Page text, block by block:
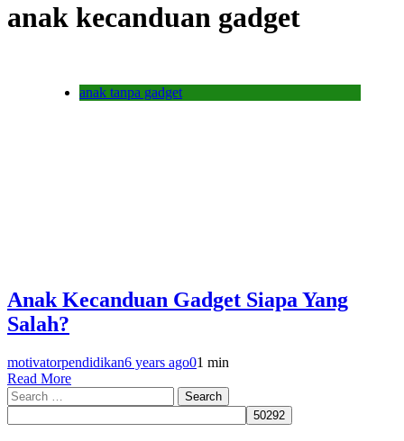
anak kecanduan gadget
anak tanpa gadget
Anak Kecanduan Gadget Siapa Yang
Salah?
motivatorpendidikan6 years ago01 min
Read More
Search
for: